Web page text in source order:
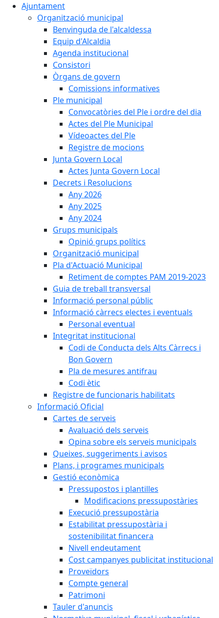
Ajuntament
Organització municipal
Benvinguda de l'alcaldessa
Equip d'Alcaldia
Agenda institucional
Consistori
Òrgans de govern
Comissions informatives
Ple municipal
Convocatòries del Ple i ordre del dia
Actes del Ple Municipal
Vídeoactes del Ple
Registre de mocions
Junta Govern Local
Actes Junta Govern Local
Decrets i Resolucions
Any 2026
Any 2025
Any 2024
Grups municipals
Opinió grups polítics
Organització municipal
Pla d'Actuació Municipal
Retiment de comptes PAM 2019-2023
Guia de treball transversal
Informació personal públic
Informació càrrecs electes i eventuals
Personal eventual
Integritat institucional
Codi de Conducta dels Alts Càrrecs i
Bon Govern
Pla de mesures antifrau
Codi ètic
Registre de funcionaris habilitats
Informació Oficial
Cartes de serveis
Avaluació dels serveis
Opina sobre els serveis municipals
Queixes, suggeriments i avisos
Plans, i programes municipals
Gestió econòmica
Pressupostos i plantilles
Modificacions pressupostàries
Execució pressupostària
Estabilitat pressupostària i
sostenibilitat financera
Nivell endeutament
Cost campanyes publicitat institucional
Proveïdors
Compte general
Patrimoni
Tauler d'anuncis